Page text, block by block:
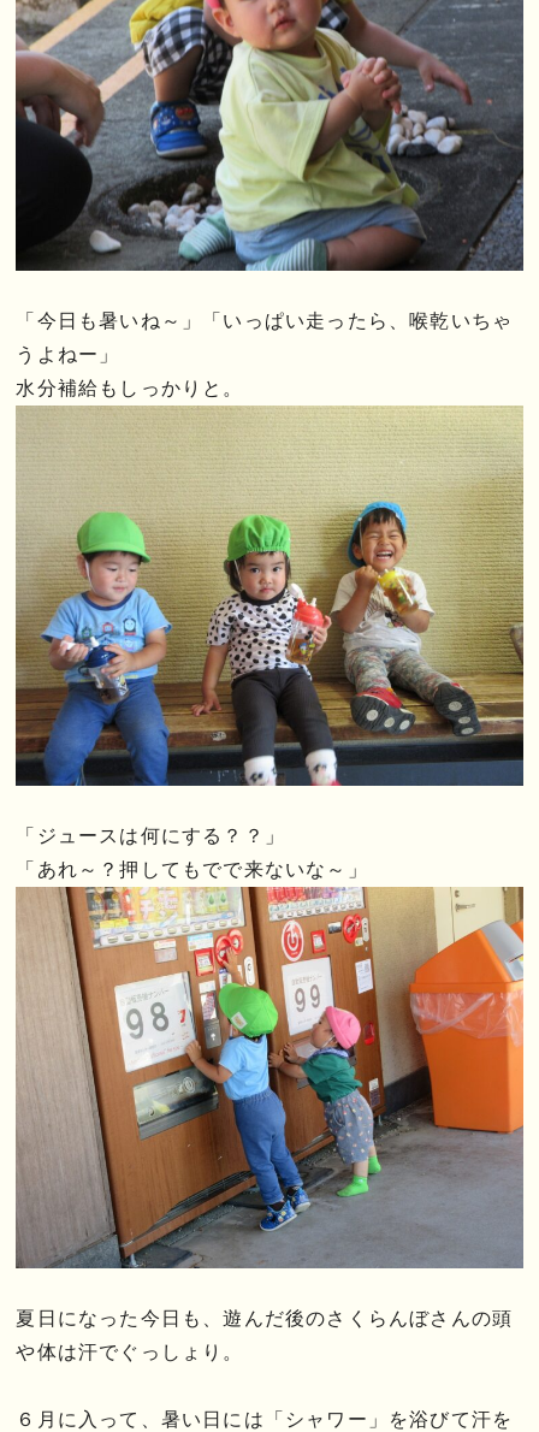
「今日も暑いね～」「いっぱい走ったら、喉乾いちゃ
うよねー」
水分補給もしっかりと。
「ジュースは何にする？？」
「あれ～？押してもでで来ないな～」
夏日になった今日も、遊んだ後のさくらんぼさんの頭
や体は汗でぐっしょり。
６月に入って、暑い日には「シャワー」を浴びて汗を